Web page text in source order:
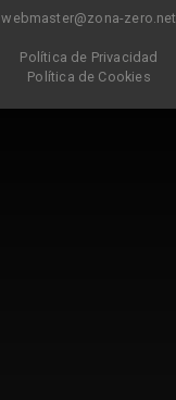
webmaster@zona-zero.net
Política de Privacidad
Política de Cookies